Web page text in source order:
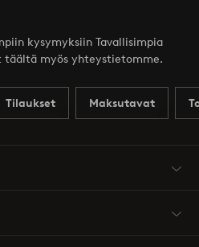
kysymyksiin Tavallisimpia
täältä myös yhteystietomme.
Tilaukset Maksutavat